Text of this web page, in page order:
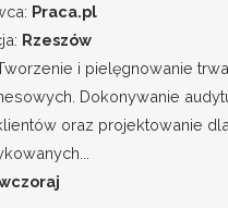
Praca.pl
Rzeszów
i pielęgnowanie
Dokonywanie
oraz projektowanie dla